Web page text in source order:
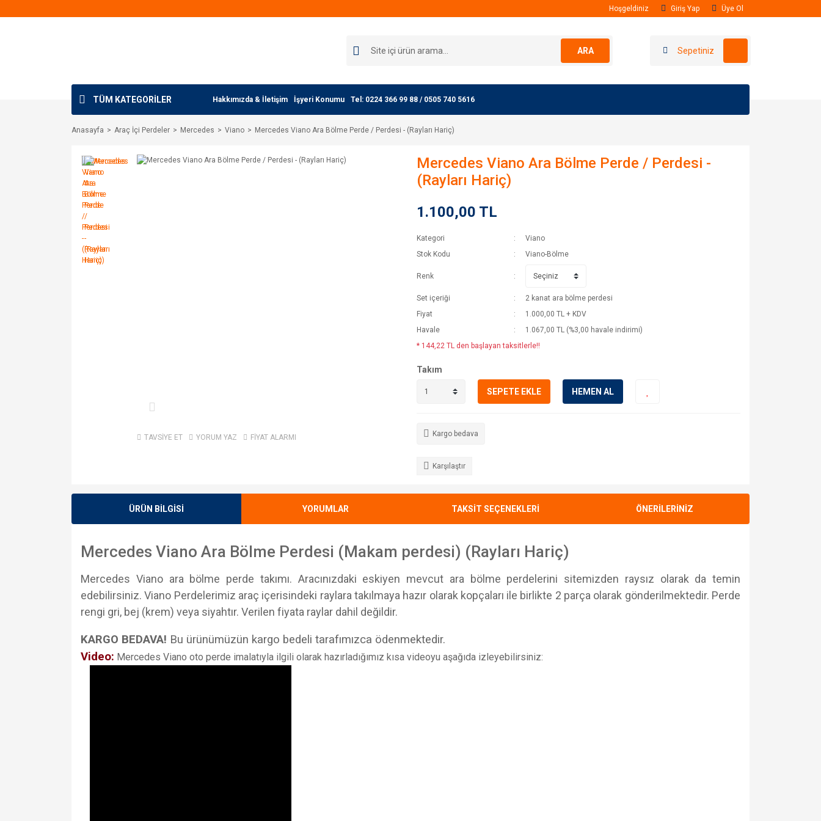
Hoşgeldiniz Giriş Yap Üye Ol
ARA Sepetiniz
TÜM KATEGORİLER Hakkımızda & İletişim İşyeri Konumu Tel: 0224 366 99 88 / 0505 740 5616
Anasayfa Araç İçi Perdeler Mercedes Viano Mercedes Viano Ara Bölme Perde / Perdesi - (Rayları Hariç)
TAVSİYE ET YORUM YAZ FİYAT ALARMI
Mercedes Viano Ara Bölme Perde / Perdesi -
(Rayları Hariç)
1.100,00 TL
Kategori
Viano
Stok Kodu
Viano-Bölme
Renk
Set içeriği
2 kanat ara bölme perdesi
Fiyat
1.000,00 TL + KDV
Havale
1.067,00 TL (%3,00 havale indirimi)
* 144,22 TL den başlayan taksitlerle!!
Takım
SEPETE EKLE HEMEN AL
Kargo bedava
Karşılaştır
ÜRÜN BİLGİSİ YORUMLAR TAKSİT SEÇENEKLERİ ÖNERİLERİNİZ
Mercedes Viano Ara Bölme Perdesi (Makam perdesi) (Rayları Hariç)
Mercedes Viano ara bölme perde takımı. Aracınızdaki eskiyen mevcut ara bölme perdelerini sitemizden raysız olarak da temin
edebilirsiniz. Viano Perdelerimiz araç içerisindeki raylara takılmaya hazır olarak kopçaları ile birlikte 2 parça olarak gönderilmektedir. Perde
rengi gri, bej (krem) veya siyahtır. Verilen fiyata raylar dahil değildir.
KARGO BEDAVA! Bu ürünümüzün kargo bedeli tarafımızca ödenmektedir.
Video: Mercedes Viano oto perde imalatıyla ilgili olarak hazırladığımız kısa videoyu aşağıda izleyebilirsiniz: